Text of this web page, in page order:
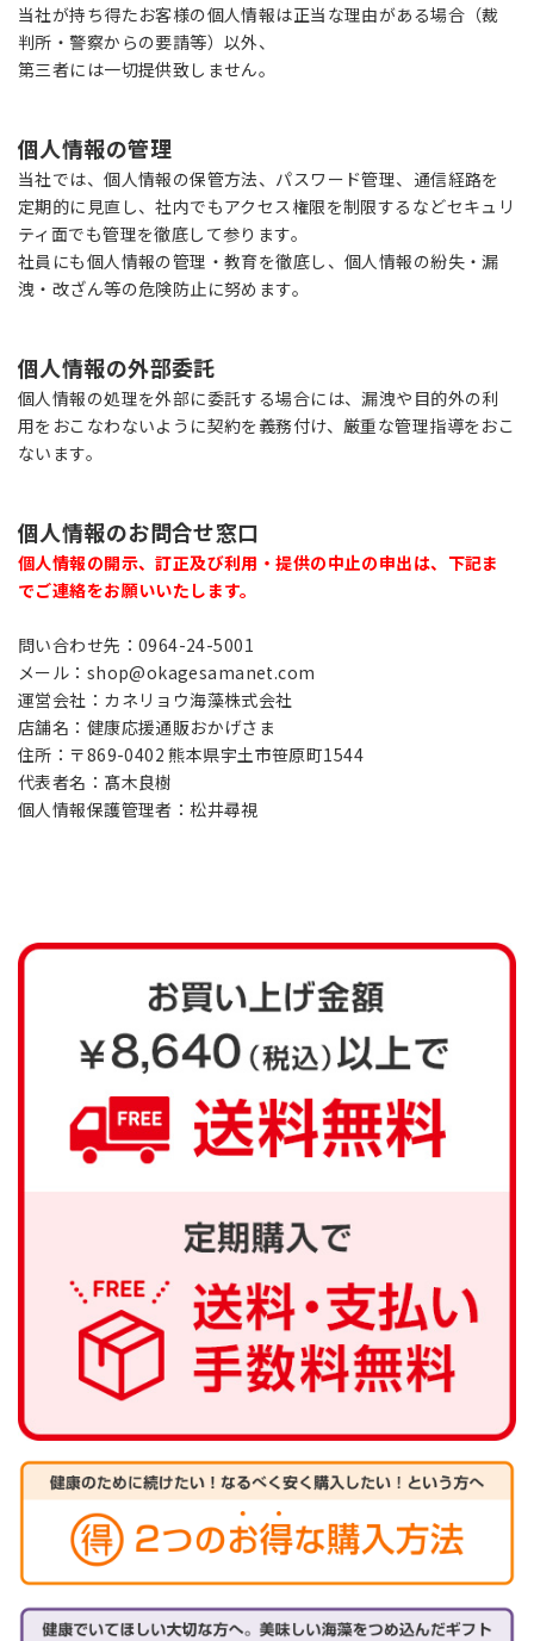
当社が持ち得たお客様の個人情報は正当な理由がある場合（裁
判所・警察からの要請等）以外、
第三者には一切提供致しません。
個人情報の管理
当社では、個人情報の保管方法、パスワード管理、通信経路を
定期的に見直し、社内でもアクセス権限を制限するなどセキュリ
ティ面でも管理を徹底して参ります。
社員にも個人情報の管理・教育を徹底し、個人情報の紛失・漏
洩・改ざん等の危険防止に努めます。
個人情報の外部委託
個人情報の処理を外部に委託する場合には、漏洩や目的外の利
用をおこなわないように契約を義務付け、厳重な管理指導をおこ
ないます。
個人情報のお問合せ窓口
個人情報の開示、訂正及び利用・提供の中止の申出は、下記ま
でご連絡をお願いいたします。
問い合わせ先：0964-24-5001
メール：shop@okagesamanet.com
運営会社：カネリョウ海藻株式会社
店舗名：健康応援通販おかげさま
住所：〒869-0402 熊本県宇土市笹原町1544
代表者名：髙木良樹
個人情報保護管理者：松井尋視